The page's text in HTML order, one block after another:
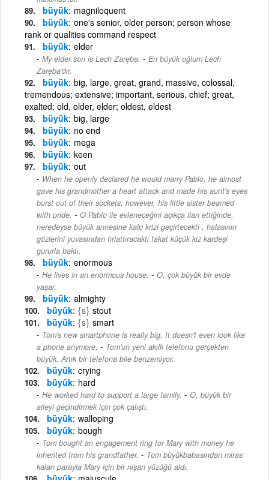
büyük magniloquent
büyük one's senior, older person; person whose
rank or qualities command respect
büyük elder
My elder son is Lech Zaręba. - En büyük oğlum Lech
Zaręba'dır.
büyük big, large, great, grand, massive, colossal,
tremendous; extensive; important, serious, chief; great,
exalted; old, older, elder; oldest, eldest
büyük big, large
büyük no end
büyük mega
büyük keen
büyük out
When he openly declared he would marry Pablo, he almost
gave his grandmother a heart attack and made his aunt's eyes
burst out of their sockets; however, his little sister beamed
with pride. - O Pablo ile evleneceğini açıkça ilan ettiğinde,
neredeyse büyük annesine kalp krizi geçirtecekti , halasının
gözlerini yuvasından fırlattıracaktı fakat küçük kız kardeşi
gururla baktı.
büyük enormous
He lives in an enormous house. - O, çok büyük bir evde
yaşar.
büyük almighty
büyük {s} stout
büyük {s} smart
Tom's new smartphone is really big. It doesn't even look like
a phone anymore. - Tom'un yeni akıllı telefonu gerçekten
büyük. Artık bir telefona bile benzemiyor.
büyük crying
büyük hard
He worked hard to support a large family. - O, büyük bir
aileyi geçindirmek için çok çalıştı.
büyük walloping
büyük bough
Tom bought an engagement ring for Mary with money he
inherited from his grandfather. - Tom büyükbabasından miras
kalan parayla Mary için bir nişan yüzüğü aldı.